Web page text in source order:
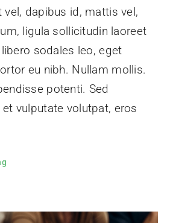
vel, dapibus id, mattis vel,
ligula sollicitudin laoreet
sodales leo, eget
eu nibh. Nullam mollis.
potenti. Sed
vulputate volutpat, eros